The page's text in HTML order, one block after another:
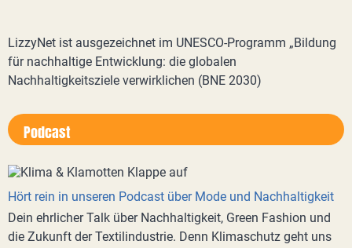
LizzyNet ist ausgezeichnet im UNESCO-Programm „Bildung
für nachhaltige Entwicklung: die globalen
Nachhaltigkeitsziele verwirklichen (BNE 2030)
Podcast
Hört rein in unseren Podcast über Mode und Nachhaltigkeit
Dein ehrlicher Talk über Nachhaltigkeit, Green Fashion und
die Zukunft der Textilindustrie. Denn Klimaschutz geht uns